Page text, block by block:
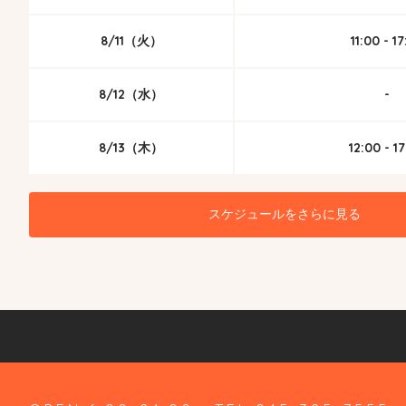
8/11（火） 11:00 -
8/12（水） -
8/13（木） 12:00 -
スケジュールをさらに見る